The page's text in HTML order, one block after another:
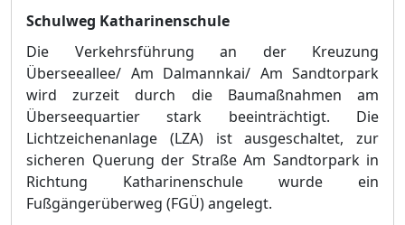
Schulweg Katharinenschule
Die Verkehrsführung an der Kreuzung
Überseeallee/ Am Dalmannkai/ Am Sandtorpark
wird zurzeit durch die Baumaßnahmen am
Überseequartier stark beeinträchtigt. Die
Lichtzeichenanlage (LZA) ist ausgeschaltet, zur
sicheren Querung der Straße Am Sandtorpark in
Richtung Katharinenschule wurde ein
Fußgängerüberweg (FGÜ) angelegt.